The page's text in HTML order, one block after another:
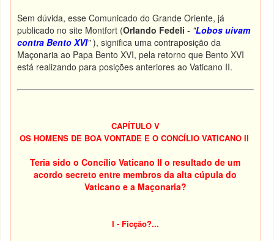
Sem dúvida, esse Comunicado do Grande Oriente, já
publicado no site Montfort (Orlando Fedeli - "Lobos uivam
contra Bento XVI"), significa uma contraposição da
Maçonaria ao Papa Bento XVI, pela retorno que Bento XVI
está realizando para posições anteriores ao Vaticano II.
CAPÍTULO V
OS HOMENS DE BOA VONTADE E O CONCÍLIO VATICANO II
Teria sido o Concílio Vaticano II o resultado de um
acordo secreto entre membros da alta cúpula do
Vaticano e a Maçonaria?
I - Ficção?...